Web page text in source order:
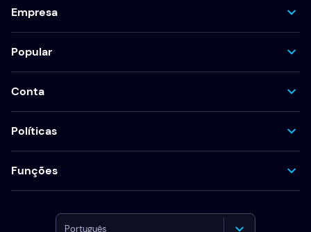
Empresa
Popular
Conta
Políticas
Funções
Português